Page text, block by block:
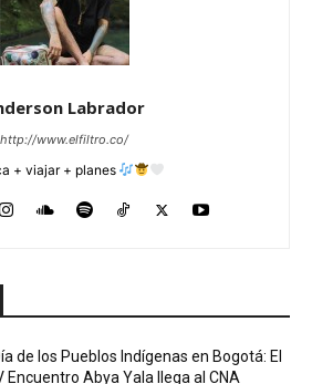
Labrador
http://www.elfiltro.co/
+ viajar + planes
de los Pueblos Indígenas en Bogotá: El
Encuentro Abya Yala llega al CNA